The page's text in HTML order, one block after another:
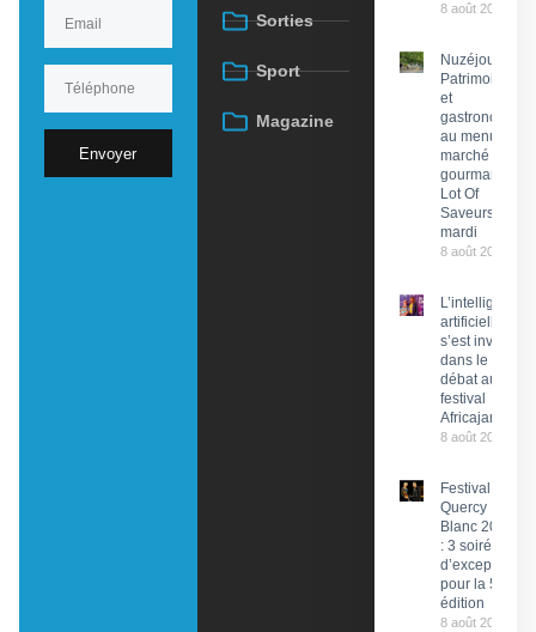
Envoyer
Sorties
Sport
Magazine
8 août 2026
Nuzéjouls :
Patrimoine
et
gastronomie
au menu du
marché
gourmand
Lot Of
Saveurs ce
mardi
8 août 2026
L’intelligence
artificielle
s’est invitée
dans le
débat au
festival
Africajarc
8 août 2026
Festival du
Quercy
Blanc 2026
: 3 soirées
d’exception
pour la 58e
édition
8 août 2026